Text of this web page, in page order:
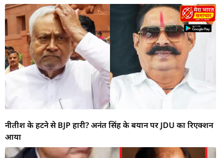
नीतीश के हटने से BJP हारी? अनंत सिंह के बयान पर JDU का रिएक्शन
आया